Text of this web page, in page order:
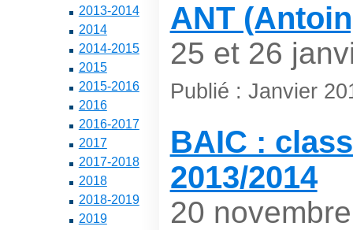
2013-2014
2014
2014-2015
2015
2015-2016
2016
2016-2017
2017
2017-2018
2018
2018-2019
2019
ANT
25 et 26
Publié : Janvier
BAIC :
2013/2014
20 novembre